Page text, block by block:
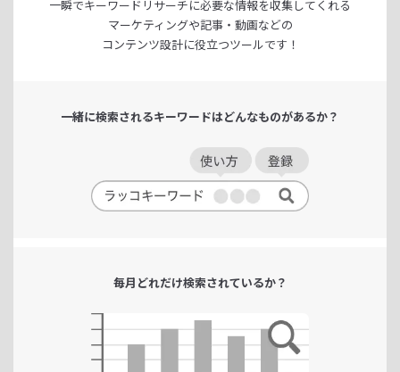
一瞬でキーワードリサーチに必要な情報を収集してくれる
マーケティングや記事・動画などの
コンテンツ設計に役立つツールです！
一緒に検索されるキーワードはどんなものがあるか？
毎月どれだけ検索されているか？